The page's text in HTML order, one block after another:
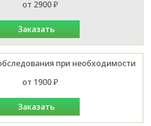
от 2900 ₽
заказать
при необходимости
от 1900 ₽
заказать